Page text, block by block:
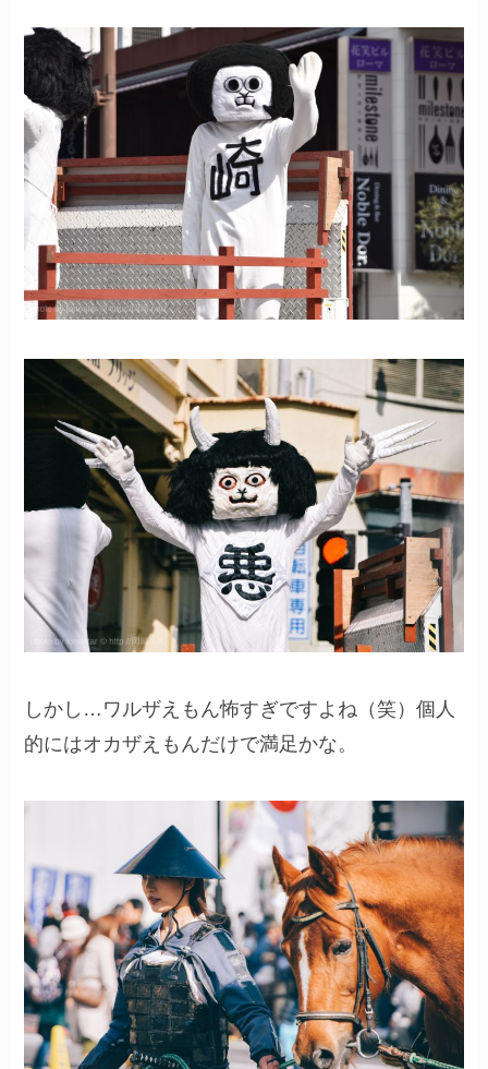
しかし…ワルザえもん怖すぎですよね（笑）個人
的にはオカザえもんだけで満足かな。